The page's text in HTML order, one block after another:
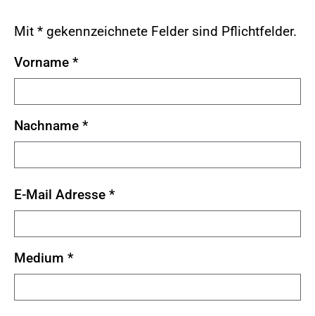
Mit * gekennzeichnete Felder sind Pflichtfelder.
Vorname *
Nachname *
E-Mail Adresse *
Medium *